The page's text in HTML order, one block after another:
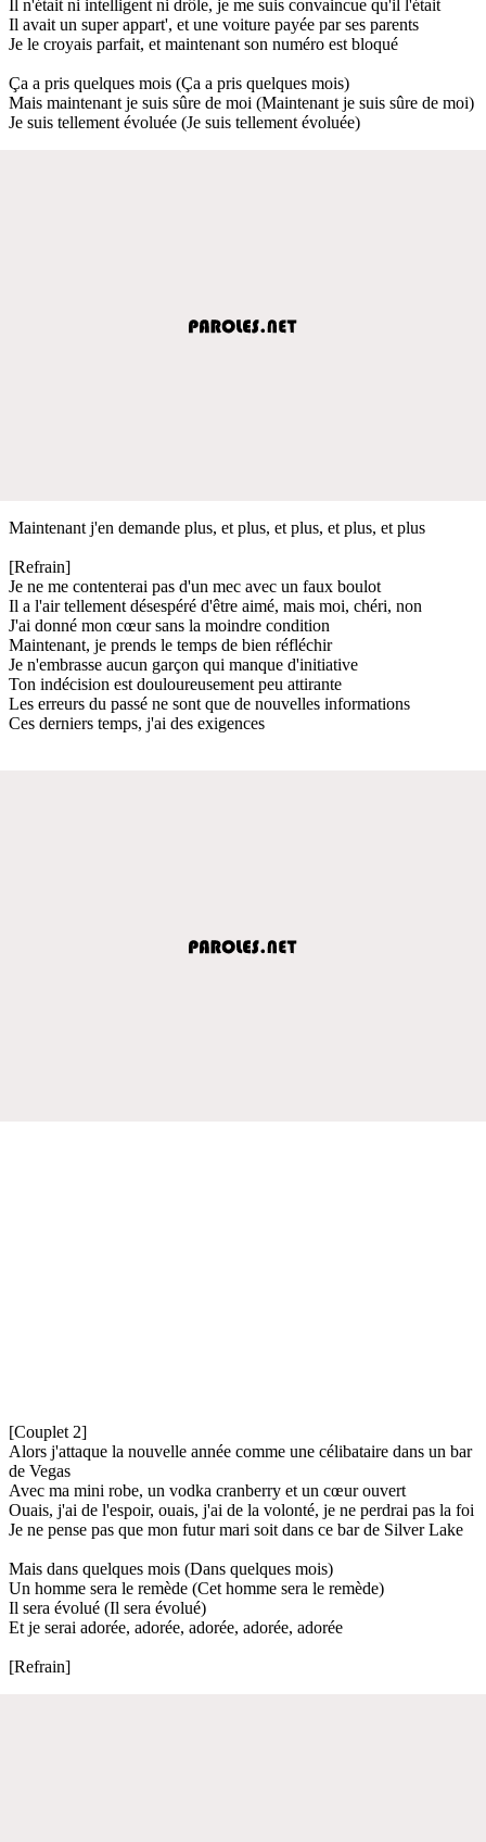
Il n'était ni intelligent ni drôle, je me suis convaincue qu'il l'était
Il avait un super appart', et une voiture payée par ses parents
Je le croyais parfait, et maintenant son numéro est bloqué
Ça a pris quelques mois (Ça a pris quelques mois)
Mais maintenant je suis sûre de moi (Maintenant je suis sûre de moi)
Je suis tellement évoluée (Je suis tellement évoluée)
Maintenant j'en demande plus, et plus, et plus, et plus, et plus
[Refrain]
Je ne me contenterai pas d'un mec avec un faux boulot
Il a l'air tellement désespéré d'être aimé, mais moi, chéri, non
J'ai donné mon cœur sans la moindre condition
Maintenant, je prends le temps de bien réfléchir
Je n'embrasse aucun garçon qui manque d'initiative
Ton indécision est douloureusement peu attirante
Les erreurs du passé ne sont que de nouvelles informations
Ces derniers temps, j'ai des exigences
[Couplet 2]
Alors j'attaque la nouvelle année comme une célibataire dans un bar
de Vegas
Avec ma mini robe, un vodka cranberry et un cœur ouvert
Ouais, j'ai de l'espoir, ouais, j'ai de la volonté, je ne perdrai pas la foi
Je ne pense pas que mon futur mari soit dans ce bar de Silver Lake
Mais dans quelques mois (Dans quelques mois)
Un homme sera le remède (Cet homme sera le remède)
Il sera évolué (Il sera évolué)
Et je serai adorée, adorée, adorée, adorée, adorée
[Refrain]